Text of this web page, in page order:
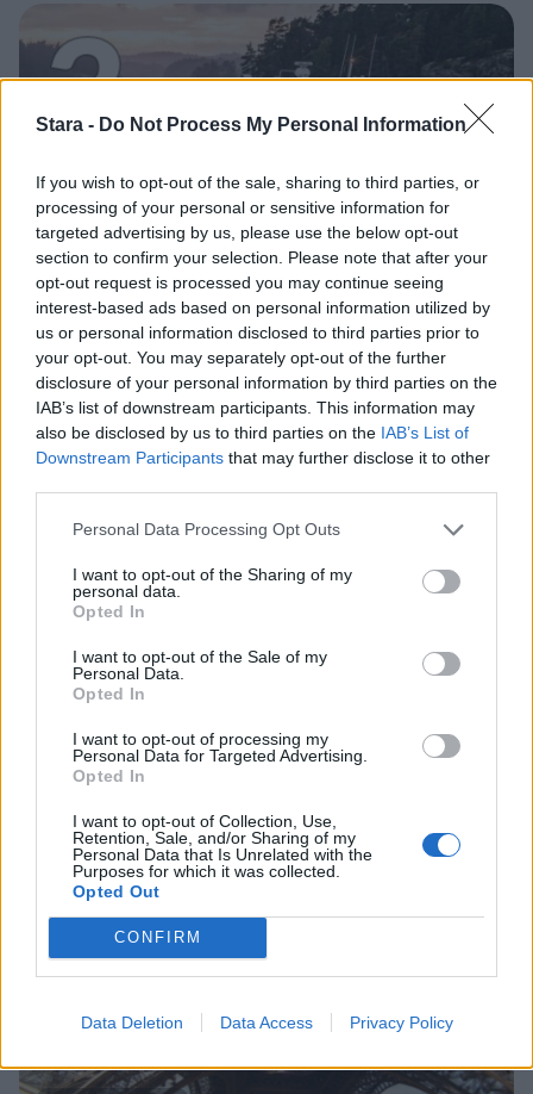
Stara - Do Not Process My Personal Information
If you wish to opt-out of the sale, sharing to third parties, or
processing of your personal or sensitive information for
targeted advertising by us, please use the below opt-out
section to confirm your selection. Please note that after your
opt-out request is processed you may continue seeing
interest-based ads based on personal information utilized by
us or personal information disclosed to third parties prior to
your opt-out. You may separately opt-out of the further
disclosure of your personal information by third parties on the
IAB’s list of downstream participants. This information may
also be disclosed by us to third parties on the IAB’s List of
Downstream Participants that may further disclose it to other
Personal Data Processing Opt Outs
I want to opt-out of the Sharing of my
personal data.
Opted In
I want to opt-out of the Sale of my
Personal Data.
Opted In
I want to opt-out of processing my
Personal Data for Targeted Advertising.
Opted In
I want to opt-out of Collection, Use,
Retention, Sale, and/or Sharing of my
Personal Data that Is Unrelated with the
Purposes for which it was collected.
Opted Out
CONFIRM
Data Deletion Data Access Privacy Policy
3
UUTISET
Rikossarja paljastui Turun
saaristossa – poliisi epäilee viittä
nuorukaista
4
MATKAILU
Teneriffa kielsi uimarannan
käytön – kieltoa tehostetaan
sakkorangaistuksella
5